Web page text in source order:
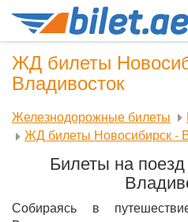
ЖД билеты
Владивосток
Железнодорожные билеты
ЖД билеты Новосибирск -
Билеты на
Собираясь в